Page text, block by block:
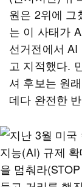
원은 2위에 그
는 이 사태가
선거전에서
고 지적했다.
셔 후보는 원
데다 완전한